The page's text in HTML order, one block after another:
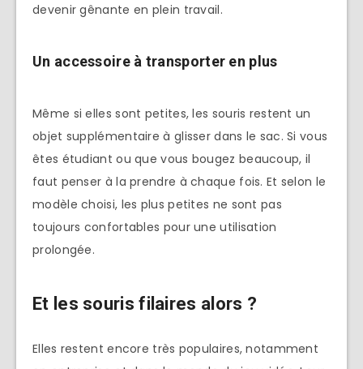
devenir gênante en plein travail.
Un accessoire à transporter en plus
Même si elles sont petites, les souris restent un
objet supplémentaire à glisser dans le sac. Si vous
êtes étudiant ou que vous bougez beaucoup, il
faut penser à la prendre à chaque fois. Et selon le
modèle choisi, les plus petites ne sont pas
toujours confortables pour une utilisation
prolongée.
Et les souris filaires alors ?
Elles restent encore très populaires, notamment